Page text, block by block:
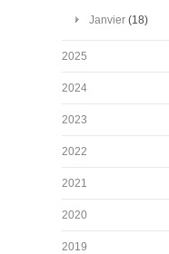
Janvier (18)
2025
2024
2023
2022
2021
2020
2019